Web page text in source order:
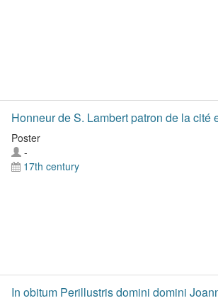
Honneur de S. Lambert patron de la cité
Poster
-
17th century
In obitum Perillustris domini domini